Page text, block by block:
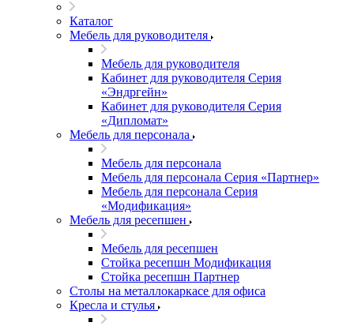
Каталог
Мебель для руководителя
Мебель для руководителя
Кабинет для руководителя Серия
«Эндргейн»
Кабинет для руководителя Серия
«Дипломат»
Мебель для персонала
Мебель для персонала
Мебель для персонала Серия «Партнер»
Мебель для персонала Серия
«Модификация»
Мебель для ресепшен
Мебель для ресепшен
Стойка ресепшн Модификация
Стойка ресепшн Партнер
Столы на металлокаркасе для офиса
Кресла и стулья